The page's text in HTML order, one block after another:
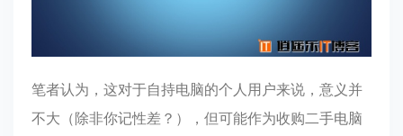
笔者认为，这对于自持电脑的个人用户来说，意义并
不大（除非你记性差？），但可能作为收购二手电脑